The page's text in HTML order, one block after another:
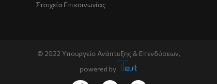
Στοιχεία Επικοινωνίας
© 2022 Υπουργείο Ανάπτυξης & Επενδύσεων,
powered by